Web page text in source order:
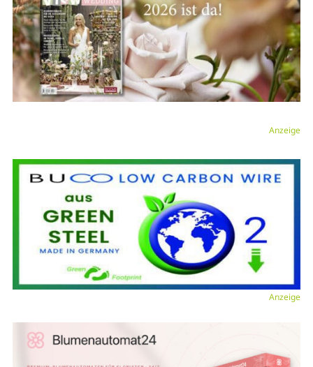
Anzeige
Anzeige